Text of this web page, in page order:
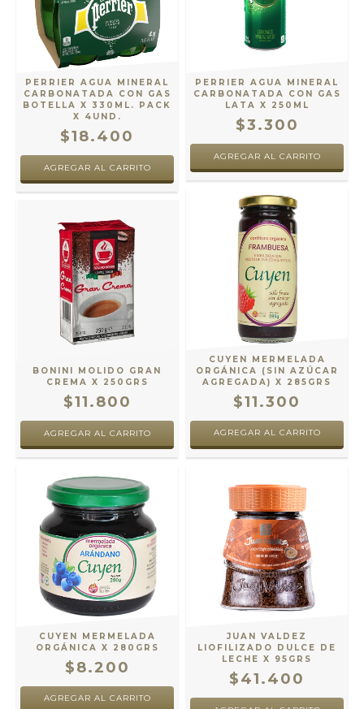
PERRIER AGUA MINERAL
CARBONATADA CON GAS
BOTELLA X 330ML. PACK
X 4UND.
$18.400
PERRIER AGUA MINERAL
CARBONATADA CON GAS
LATA X 250ML
$3.300
BONINI MOLIDO GRAN
CREMA X 250GRS
$11.800
CUYEN MERMELADA
ORGÁNICA (SIN AZÚCAR
AGREGADA) X 285GRS
$11.300
AGREGAR AL CARRITO
CUYEN MERMELADA
ORGÁNICA X 280GRS
$8.200
AGREGAR AL CARRITO
JUAN VALDEZ
LIOFILIZADO DULCE DE
LECHE X 95GRS
$41.400